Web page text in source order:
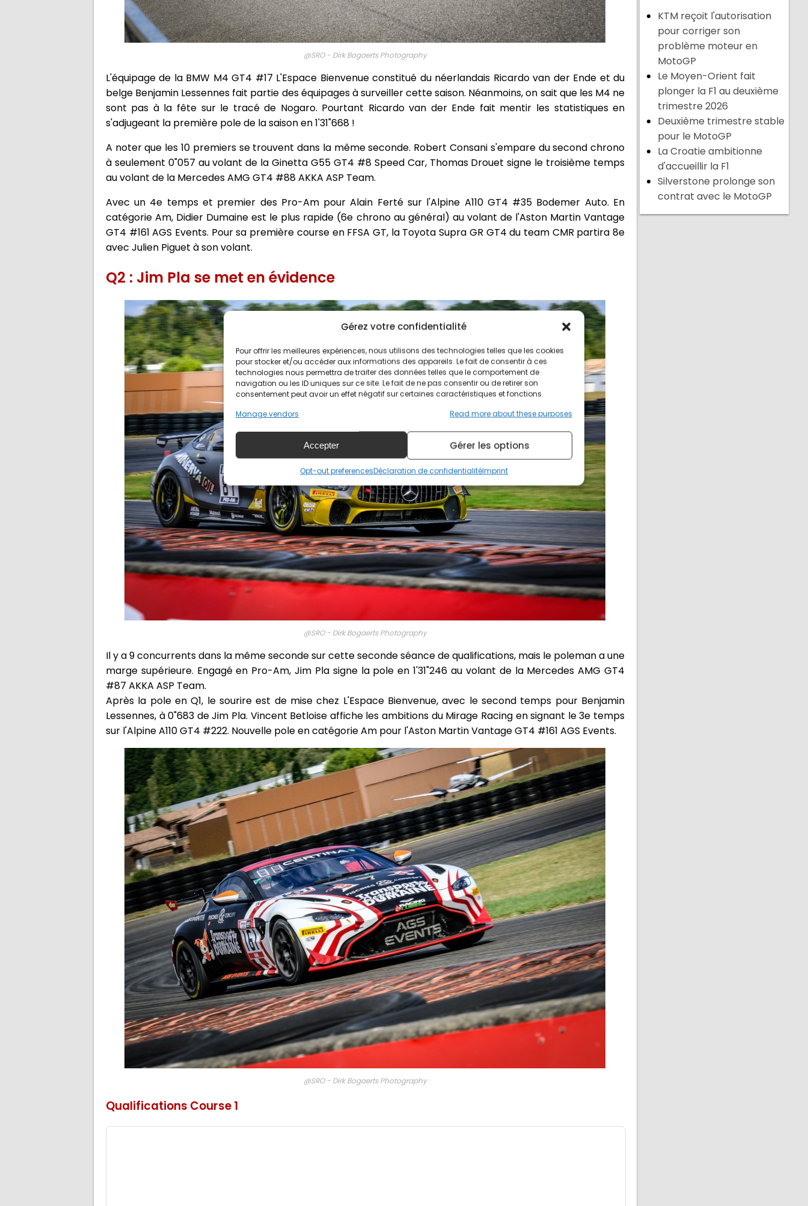
Gérez votre confidentialité
Pour offrir les meilleures expériences, nous utilisons des technologies telles que les cookies
pour stocker et/ou accéder aux informations des appareils. Le fait de consentir à ces
technologies nous permettra de traiter des données telles que le comportement de
navigation ou les ID uniques sur ce site. Le fait de ne pas consentir ou de retirer son
consentement peut avoir un effet négatif sur certaines caractéristiques et fonctions.
Manage vendors
Read more about these purposes
Accepter Gérer les options
Opt-out preferencesDéclaration de confidentialitéImprint
@SRO - Dirk Bogaerts Photography
L'équipage de la BMW M4 GT4 #17 L'Espace Bienvenue constitué du néerlandais Ricardo van der Ende et du
belge Benjamin Lessennes fait partie des équipages à surveiller cette saison. Néanmoins, on sait que les M4 ne
sont pas à la fête sur le tracé de Nogaro. Pourtant Ricardo van der Ende fait mentir les statistiques en
s'adjugeant la première pole de la saison en 1'31"668 !
A noter que les 10 premiers se trouvent dans la même seconde. Robert Consani s'empare du second chrono
à seulement 0"057 au volant de la Ginetta G55 GT4 #8 Speed Car, Thomas Drouet signe le troisième temps
au volant de la Mercedes AMG GT4 #88 AKKA ASP Team.
Avec un 4e temps et premier des Pro-Am pour Alain Ferté sur l'Alpine A110 GT4 #35 Bodemer Auto. En
catégorie Am, Didier Dumaine est le plus rapide (6e chrono au général) au volant de l'Aston Martin Vantage
GT4 #161 AGS Events. Pour sa première course en FFSA GT, la Toyota Supra GR GT4 du team CMR partira 8e
avec Julien Piguet à son volant.
Q2 : Jim Pla se met en évidence
@SRO - Dirk Bogaerts Photography
Il y a 9 concurrents dans la même seconde sur cette seconde séance de qualifications, mais le poleman a une
marge supérieure. Engagé en Pro-Am, Jim Pla signe la pole en 1'31"246 au volant de la Mercedes AMG GT4
#87 AKKA ASP Team.
Après la pole en Q1, le sourire est de mise chez L'Espace Bienvenue, avec le second temps pour Benjamin
Lessennes, à 0"683 de Jim Pla. Vincent Betloise affiche les ambitions du Mirage Racing en signant le 3e temps
sur l'Alpine A110 GT4 #222. Nouvelle pole en catégorie Am pour l'Aston Martin Vantage GT4 #161 AGS Events.
@SRO - Dirk Bogaerts Photography
Qualifications Course 1
KTM reçoit l'autorisation
pour corriger son
problème moteur en
MotoGP
Le Moyen-Orient fait
plonger la F1 au deuxième
trimestre 2026
Deuxième trimestre stable
pour le MotoGP
La Croatie ambitionne
d'accueillir la F1
Silverstone prolonge son
contrat avec le MotoGP